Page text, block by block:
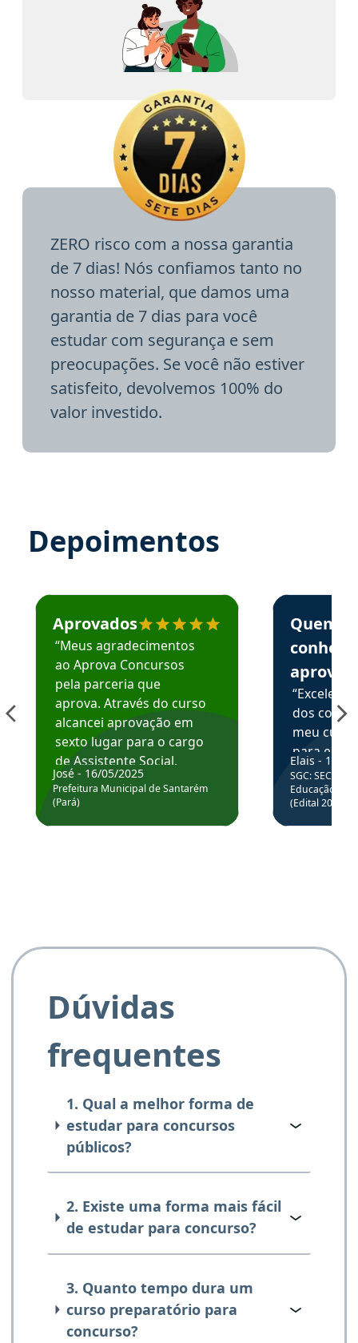
ZERO risco com a nossa garantia
de 7 dias! Nós confiamos tanto no
nosso material, que damos uma
garantia de 7 dias para você
estudar com segurança e sem
preocupações. Se você não estiver
satisfeito, devolvemos 100% do
valor investido.
Depoimentos
Estudante José recomenda o Aprova Concursos em
Aprovados
“Meus agradecimentos
ao Aprova Concursos
pela parceria que
aprova. Através do curso
alcancei aprovação em
sexto lugar para o cargo
de Assistente Social.
Hoje estou atuando na
Prefeitura de Santarém.
José - 16/05/2025
Prefeitura Municipal de Santarém
(Pará)
Estudante
Quem
aprova
dos
meu
para
colocar
através
de
Elais - 15/
SGC: SEC BA
Educação
(Edital
Dúvidas
frequentes
1. Qual a melhor forma de
estudar para concursos
públicos?
2. Existe uma forma mais fácil
de estudar para concurso?
3. Quanto tempo dura um
curso preparatório para
concurso?